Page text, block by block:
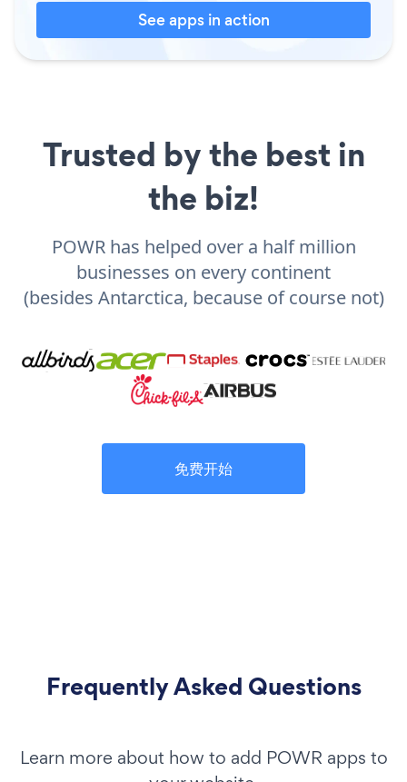
See apps in action
Trusted by the best in
the biz!
POWR has helped over a half million
businesses on every continent
(besides Antarctica, because of course not)
免费开始
Frequently Asked Questions
Learn more about how to add POWR apps to